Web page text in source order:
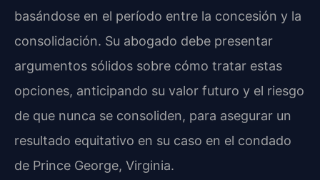
basándose en el período entre la concesión y la
consolidación. Su abogado debe presentar
argumentos sólidos sobre cómo tratar estas
opciones, anticipando su valor futuro y el riesgo
de que nunca se consoliden, para asegurar un
resultado equitativo en su caso en el condado
de Prince George, Virginia.